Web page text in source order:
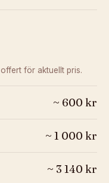
för aktuellt pris.
~ 600 kr
~ 1 000 kr
~ 3 140 kr